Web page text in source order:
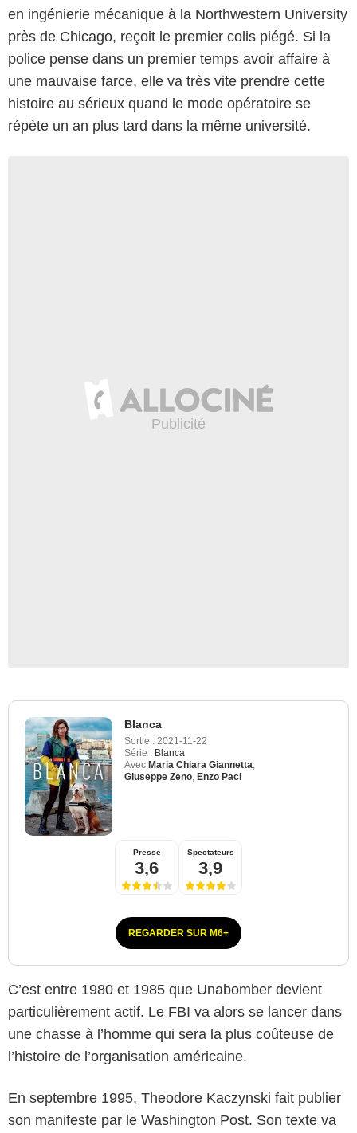
en ingénierie mécanique à la Northwestern University
près de Chicago, reçoit le premier colis piégé. Si la
police pense dans un premier temps avoir affaire à
une mauvaise farce, elle va très vite prendre cette
histoire au sérieux quand le mode opératoire se
répète un an plus tard dans la même université.
Blanca
Sortie : 2021-11-22
Série : Blanca
Avec Maria Chiara Giannetta
Giuseppe Zeno Enzo Paci
Presse
3,6
Spectateurs
3,9
REGARDER SUR M6+
C’est entre 1980 et 1985 que Unabomber devient
particulièrement actif. Le FBI va alors se lancer dans
une chasse à l’homme qui sera la plus coûteuse de
l’histoire de l’organisation américaine.
En septembre 1995, Theodore Kaczynski fait publier
son manifeste par le Washington Post. Son texte va